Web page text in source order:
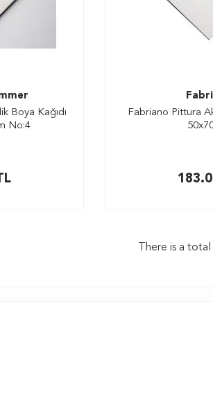
Boya Kağıdı
No:4
Fabriano Pittura
There is a